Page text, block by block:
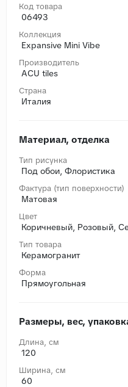
Код товара
06493
Коллекция
Expansive Mini Vibe
Производитель
ACU tiles
Страна
Италия
Материал, отделка
Тип рисунка
Под обои, Флористика
Фактура (тип поверхности)
Матовая
Цвет
Коричневый, Розовый,
Тип товара
Керамогранит
Форма
Прямоугольная
Размеры, вес,
Длина, cм
120
Ширина, cм
60